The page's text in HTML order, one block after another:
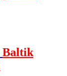
Baltik